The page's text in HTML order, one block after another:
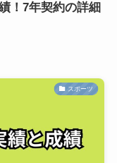
！7年契約の詳細
スポーツ